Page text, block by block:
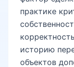
практике
историю
объектов